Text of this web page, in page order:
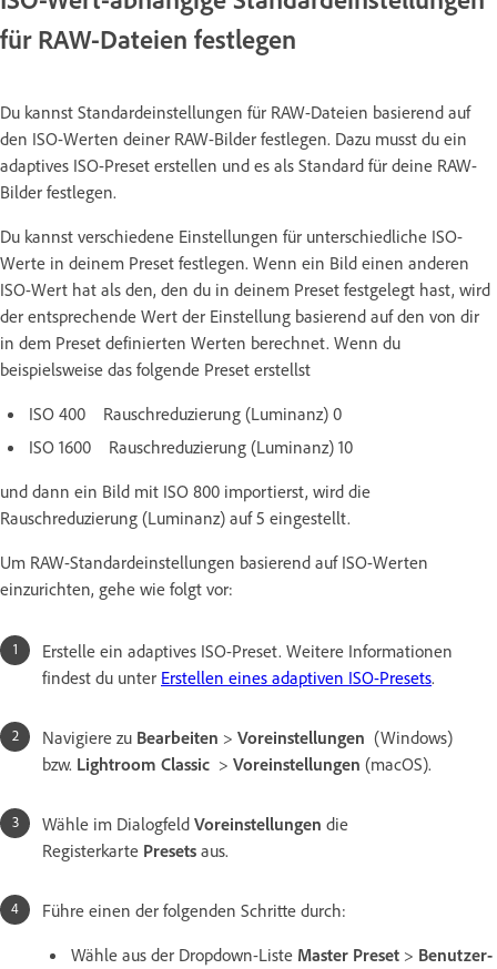
für RAW-Dateien festlegen
Du kannst Standardeinstellungen für RAW-Dateien basierend auf
den ISO-Werten deiner RAW-Bilder festlegen. Dazu musst du ein
adaptives ISO-Preset erstellen und es als Standard für deine RAW-
Bilder festlegen.
Du kannst verschiedene Einstellungen für unterschiedliche ISO-
Werte in deinem Preset festlegen. Wenn ein Bild einen anderen
ISO-Wert hat als den, den du in deinem Preset festgelegt hast, wird
der entsprechende Wert der Einstellung basierend auf den von dir
in dem Preset definierten Werten berechnet. Wenn du
beispielsweise das folgende Preset erstellst
ISO 400 Rauschreduzierung (Luminanz) 0
ISO 1600 Rauschreduzierung (Luminanz) 10
und dann ein Bild mit ISO 800 importierst, wird die
Rauschreduzierung (Luminanz) auf 5 eingestellt.
Um RAW-Standardeinstellungen basierend auf ISO-Werten
einzurichten, gehe wie folgt vor:
Erstelle ein adaptives ISO-Preset. Weitere Informationen
findest du unter Erstellen eines adaptiven ISO-Presets.
Navigiere zu Bearbeiten > Voreinstellungen (Windows)
bzw. Lightroom Classic > Voreinstellungen (macOS).
Wähle im Dialogfeld Voreinstellungen die
Registerkarte Presets aus.
Führe einen der folgenden Schritte durch:
Wähle aus der Dropdown-Liste Master Preset > Benutzer-